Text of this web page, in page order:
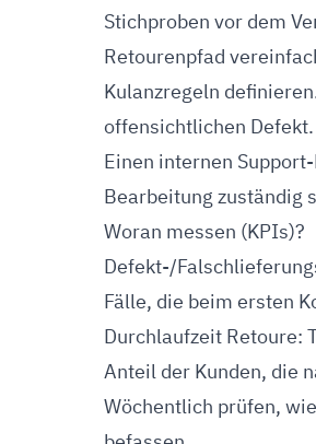
Stichproben vor dem
Retourenpfad
Kulanzregeln
offensichtlichen Defekt.
Einen internen
Bearbeitung zuständig
Woran messen (KPIs)?
Defekt-/
Fälle, die beim ersten
Durchlaufzeit Retoure:
Anteil der Kunden, die
Wöchentlich prüfen,